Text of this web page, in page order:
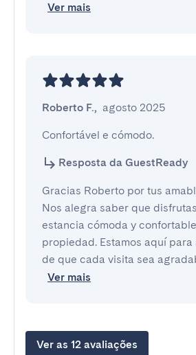
Ver mais
Roberto F., agosto 2025
Confortável e cómodo.
Resposta da GuestReady
Gracias Roberto por tus
Nos alegra saber que
estancia cómoda y
propiedad. Estamos aquí para
de que cada visita sea
Ver mais
Ver as 12 avaliações